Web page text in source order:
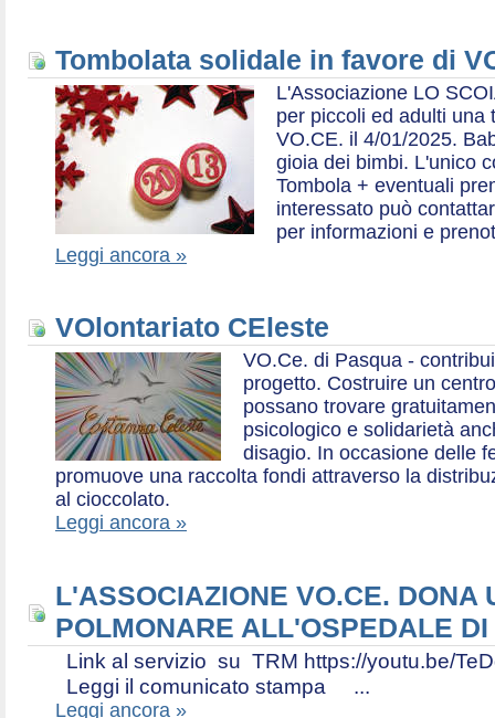
Tombolata solidale in favore di
L'Associazione LO
per piccoli ed adulti una
VO.CE. il 4/01/2025.
gioia dei bimbi. L'unico
Tombola + eventuali
interessato può
per informazioni e
Leggi ancora »
VOlontariato CEleste
VO.Ce. di Pasqua -
progetto. Costruire un
possano trovare
psicologico e solidarietà
disagio. In occasione delle
promuove una raccolta fondi attraverso la
al cioccolato.
Leggi ancora »
L'ASSOCIAZIONE VO.CE. DONA
POLMONARE ALL'OSPEDALE
Link al servizio su TRM https://youtu.be/
Leggi il comunicato stampa ...
Leggi ancora »